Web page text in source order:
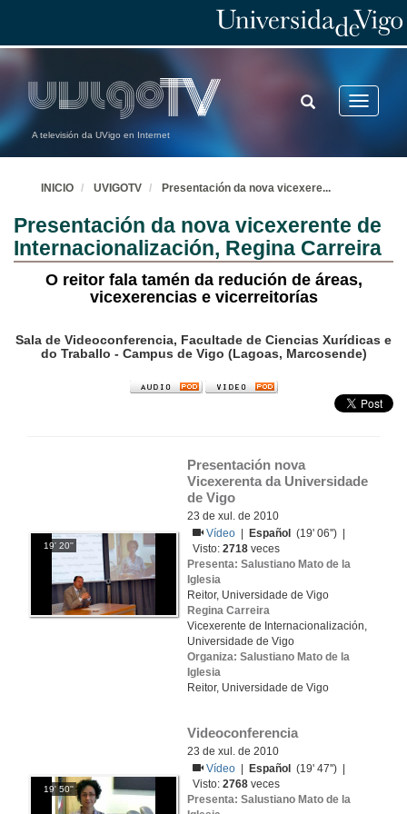
A televisión da UVigo en Internet
Toggle
TOGGLE
SEARCH
INICIO UVIGOTV Presentación da nova vicexere...
Presentación da nova vicexerente de
Internacionalización, Regina Carreira
O reitor fala tamén da redución de áreas,
vicexerencias e vicerreitorías
Sala de Videoconferencia, Facultade de Ciencias Xurídicas e
do Traballo - Campus de Vigo (Lagoas, Marcosende)
19' 20''
Presentación nova
Vicexerenta da Universidade
de Vigo
23 de xul. de 2010
Vídeo
Español
(19' 06'') |
Visto:2718 veces
Presenta: Salustiano Mato de la
Iglesia
Reitor, Universidade de Vigo
Regina Carreira
Vicexerente de Internacionalización,
Universidade de Vigo
Organiza: Salustiano Mato de la
Iglesia
Reitor, Universidade de Vigo
19' 50''
Videoconferencia
23 de xul. de 2010
Vídeo
Español
(19' 47'') |
Visto:2768 veces
Presenta: Salustiano Mato de la